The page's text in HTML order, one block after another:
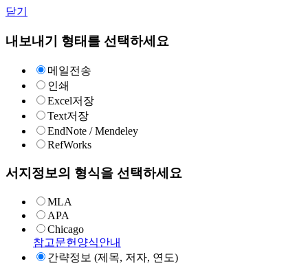
닫기
내보내기 형태를 선택하세요
메일전송
인쇄
Excel저장
Text저장
EndNote / Mendeley
RefWorks
서지정보의 형식을 선택하세요
MLA
APA
Chicago
참고문헌양식안내
간략정보 (제목, 저자, 연도)